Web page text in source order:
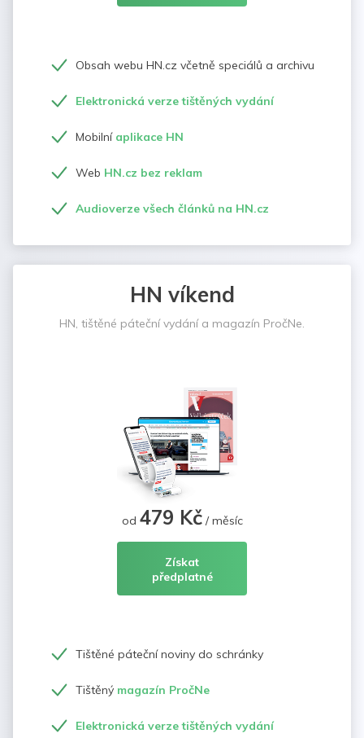
Obsah webu HN.cz včetně speciálů a archivu
Elektronická verze tištěných vydání
Mobilní aplikace HN
Web HN.cz bez reklam
Audioverze všech článků na HN.cz
HN víkend
HN, tištěné páteční vydání a magazín PročNe.
od 479 Kč/ měsíc
Získat
předplatné
Tištěné páteční noviny do schránky
Tištěný magazín PročNe
Elektronická verze tištěných vydání